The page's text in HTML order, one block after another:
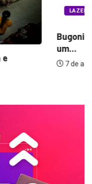
e conspiração em